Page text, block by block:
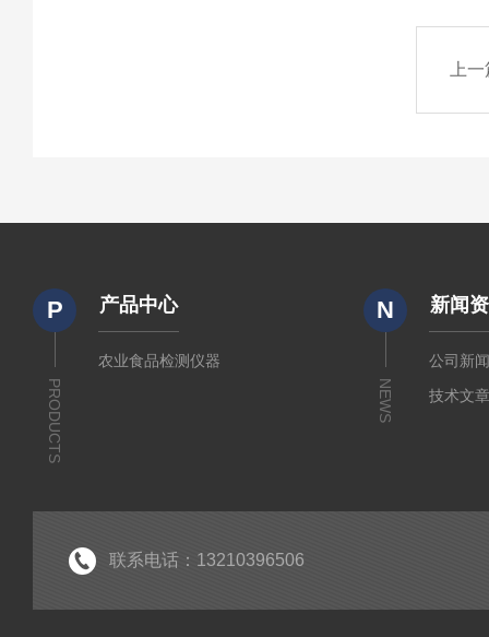
上
P
PRODUCTS
产品中心
农业食品检测仪器
N
NEWS
新闻
公司新
技术文
联系电话：13210396506